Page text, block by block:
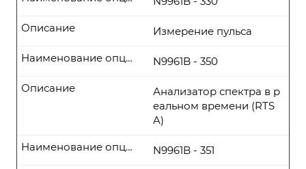
Измерение пульса
Описание
N9961B - 350
Наименование опции
Анализатор спектра в р
еальном времени (RTS
A)
Описание
N9961B - 351
Наименование опции